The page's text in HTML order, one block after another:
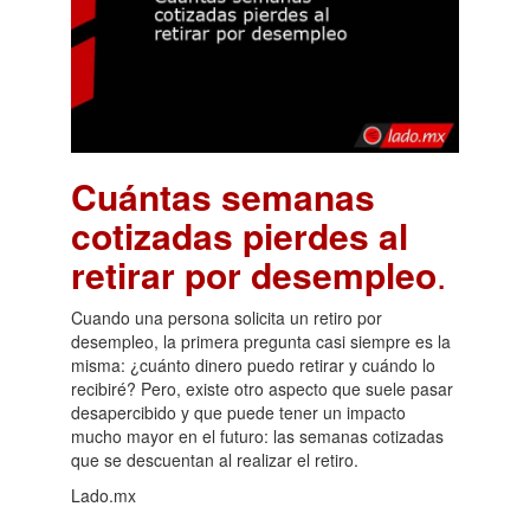
Cuántas semanas
cotizadas pierdes al
retirar por desempleo.
Cuando una persona solicita un retiro por
desempleo, la primera pregunta casi siempre es la
misma: ¿cuánto dinero puedo retirar y cuándo lo
recibiré? Pero, existe otro aspecto que suele pasar
desapercibido y que puede tener un impacto
mucho mayor en el futuro: las semanas cotizadas
que se descuentan al realizar el retiro.
Lado.mx